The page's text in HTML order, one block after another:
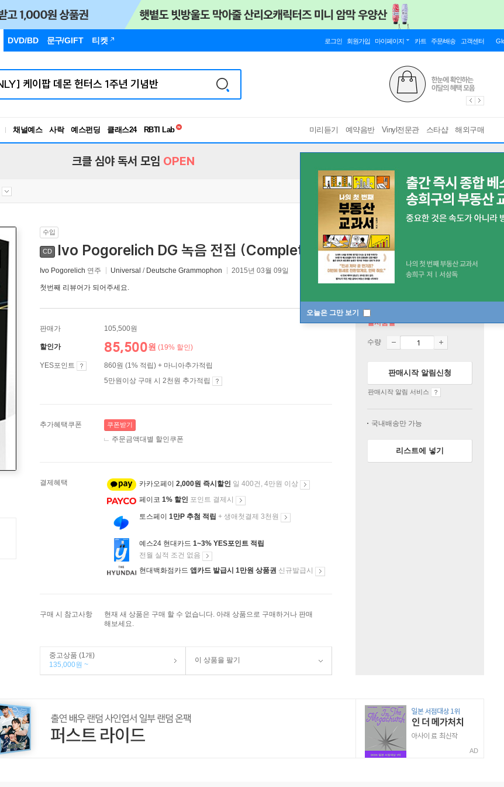
DVD/BD 문구/GIFT 티켓 로그인 회원가입 마이페이지 카트 주문/배송 고객센터
채널예스 사락 예스펀딩 클래스24
독서유형검사
미리듣기 예약음반 Vinyl전문관 스타샵 해외구매
오늘은 그만 보기
크클 심야 독서 모임 OPEN
수입
CD Ivo Pogorelich DG 녹음 전집 (Complete Recordings)
Ivo Pogorelich 연주 Universal / Deutsche Grammophon 2015년 03월 09일
첫번째 리뷰어가 되어주세요.
판매가 105,500원
할인가 85,500원 (19% 할인)
YES포인트
860원 (1% 적립) + 마니아추가적립
5만원이상 구매 시 2천원 추가적립
추가혜택쿠폰 쿠폰받기
주문금액대별 할인쿠폰
결제혜택 카카오페이 2,000원 즉시할인 일 400건, 4만원 이상
페이코 1% 할인 포인트 결제시
토스페이 1만P 추첨 적립 + 생애첫결제 3천원
예스24 현대카드 1~3% YES포인트 적립
전월 실적 조건 없음
현대백화점카드 앱카드 발급시 1만원 상품권 신규발급시
구매 시 참고사항
현재 새 상품은 구매 할 수 없습니다. 아래 상품으로 구매하거나 판매
해보세요.
중고상품 (1개)
135,000원 ~
이 상품을 팔기
일시품절
수량
판매시작 알림신청
판매시작 알림 서비스
국내배송만 가능
리스트에 넣기
AD